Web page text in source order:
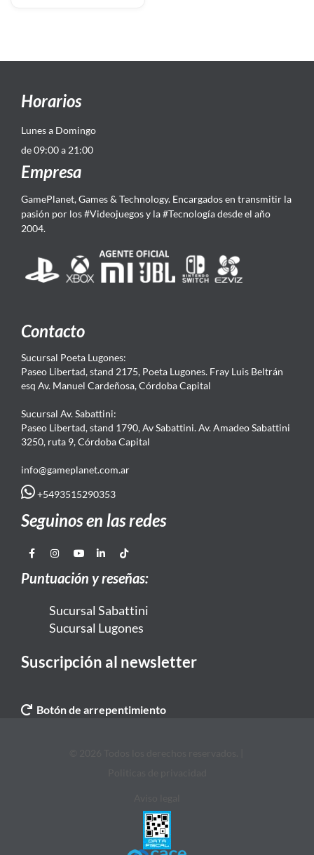
Horarios
Lunes a Domingo
de 09:00 a 21:00
Empresa
GamePlanet, Games & Technology. Encargados en transmitir la
pasión por los #Videojuegos y la #Tecnología desde el año
2004.
Contacto
Sucursal Poeta Lugones:
Paseo Libertad, stand 2175, Poeta Lugones. Fray Luis Beltrán
esq Av. Manuel Cardeñosa, Córdoba Capital
Sucursal Av. Sabattini:
Paseo Libertad, stand 1790, Av Sabattini. Av. Amadeo Sabattini
3250, ruta 9, Córdoba Capital
info@gameplanet.com.ar
+5493515290353
Seguinos en las redes
Puntuación y reseñas:
Sucursal Sabattini
Sucursal Lugones
Suscripción al newsletter
Botón de arrepentimiento